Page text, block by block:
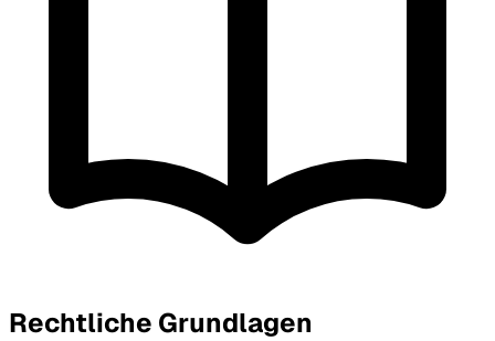
Rechtliche Grundlagen